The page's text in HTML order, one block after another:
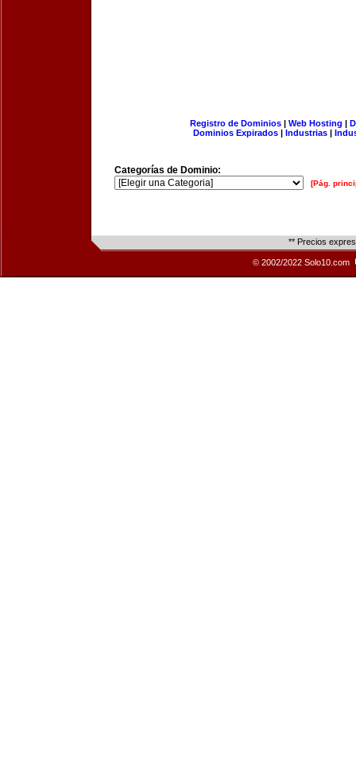
Registro de Dominios| Web Hosting |
Dominios Expirados | Industrias |
Categorías de Dominio:
[Pág.
** Precios
© 2002/2022 Solo10.com